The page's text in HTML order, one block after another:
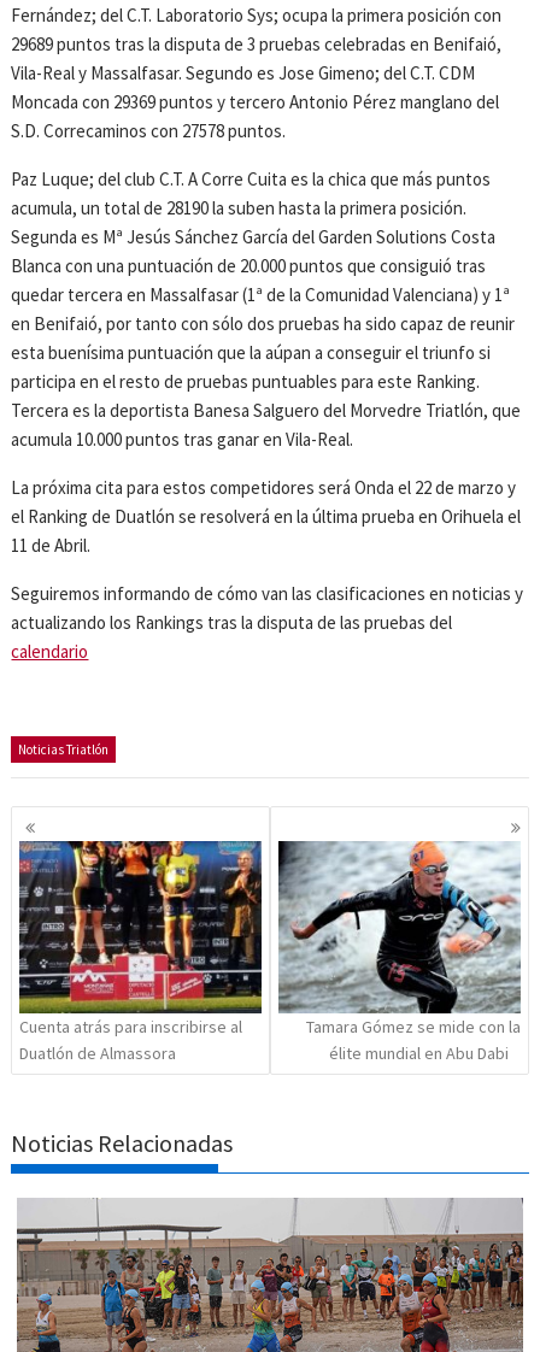
Fernández; del C.T. Laboratorio Sys; ocupa la primera posición con
29689 puntos tras la disputa de 3 pruebas celebradas en Benifaió,
Vila-Real y Massalfasar. Segundo es Jose Gimeno; del C.T. CDM
Moncada con 29369 puntos y tercero Antonio Pérez manglano del
S.D. Correcaminos con 27578 puntos.
Paz Luque; del club C.T. A Corre Cuita es la chica que más puntos
acumula, un total de 28190 la suben hasta la primera posición.
Segunda es Mª Jesús Sánchez García del Garden Solutions Costa
Blanca con una puntuación de 20.000 puntos que consiguió tras
quedar tercera en Massalfasar (1ª de la Comunidad Valenciana) y 1ª
en Benifaió, por tanto con sólo dos pruebas ha sido capaz de reunir
esta buenísima puntuación que la aúpan a conseguir el triunfo si
participa en el resto de pruebas puntuables para este Ranking.
Tercera es la deportista Banesa Salguero del Morvedre Triatlón, que
acumula 10.000 puntos tras ganar en Vila-Real.
La próxima cita para estos competidores será Onda el 22 de marzo y
el Ranking de Duatlón se resolverá en la última prueba en Orihuela el
11 de Abril.
Seguiremos informando de cómo van las clasificaciones en noticias y
actualizando los Rankings tras la disputa de las pruebas del
calendario
Noticias Triatlón
Navegación
de
entradas
Cuenta atrás para inscribirse al
Duatlón de Almassora
Tamara Gómez se mide con la
élite mundial en Abu Dabi
Noticias Relacionadas